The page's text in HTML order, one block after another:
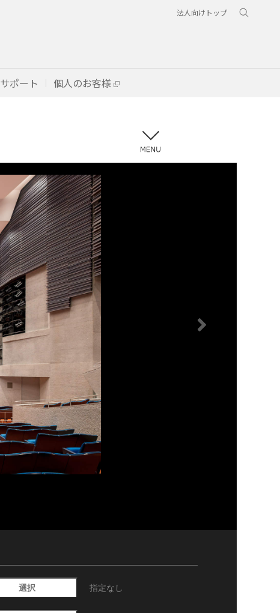
法人向けトップ
サポート 個人のお客様
選択 指定なし